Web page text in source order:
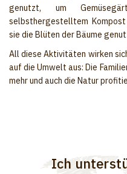
genutzt, um
selbsthergestelltem
sie die Blüten der Bäume
All diese Aktivitäten wirken
auf die Umwelt aus: Die
mehr und auch die Natur
Ich